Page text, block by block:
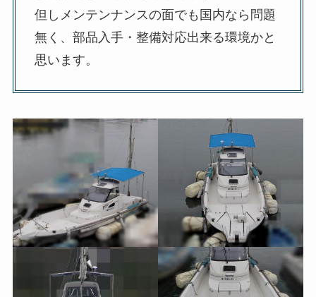
但しメンテンナンスの面でも国内なら問題
無く、部品入手・整備対応出来る環境かと
思います。